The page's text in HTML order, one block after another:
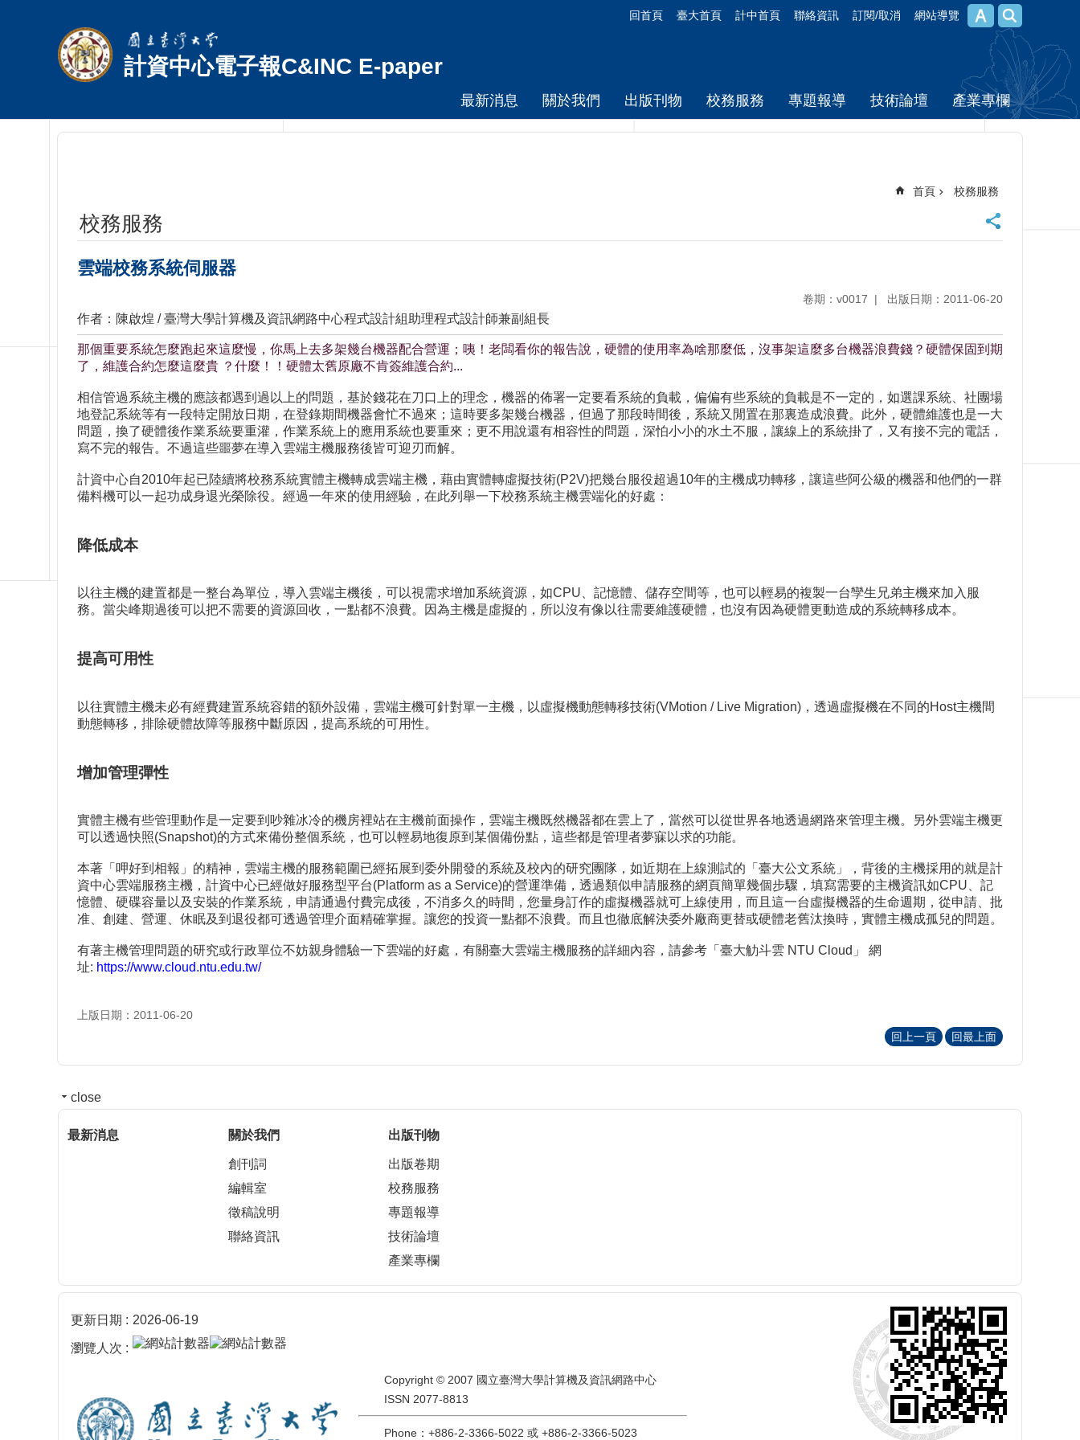
回首頁 臺大首頁 計中首頁 聯絡資訊 訂閱/取消 網站導覽
計資中心電子報C&INC E-paper
最新消息 關於我們 出版刊物 校務服務 專題報導 技術論壇 產業專欄
首頁 校務服務
校務服務
雲端校務系統伺服器
卷期：v0017 出版日期：2011-06-20
作者：陳啟煌 / 臺灣大學計算機及資訊網路中心程式設計組助理程式設計師兼副組長
那個重要系統怎麼跑起來這麼慢，你馬上去多架幾台機器配合營運；咦！老闆看你的報告說，硬體的使用率為啥那麼低，沒事架這麼多台機器浪費錢？硬體保固到期
了，維護合約怎麼這麼貴 ？什麼！！硬體太舊原廠不肯簽維護合約...
相信管過系統主機的應該都遇到過以上的問題，基於錢花在刀口上的理念，機器的佈署一定要看系統的負載，偏偏有些系統的負載是不一定的，如選課系統、社團場
地登記系統等有一段特定開放日期，在登錄期間機器會忙不過來；這時要多架幾台機器，但過了那段時間後，系統又閒置在那裏造成浪費。此外，硬體維護也是一大
問題，換了硬體後作業系統要重灌，作業系統上的應用系統也要重來；更不用說還有相容性的問題，深怕小小的水土不服，讓線上的系統掛了，又有接不完的電話，
寫不完的報告。不過這些噩夢在導入雲端主機服務後皆可迎刃而解。
計資中心自2010年起已陸續將校務系統實體主機轉成雲端主機，藉由實體轉虛擬技術(P2V)把幾台服役超過10年的主機成功轉移，讓這些阿公級的機器和他們的一群
備料機可以一起功成身退光榮除役。經過一年來的使用經驗，在此列舉一下校務系統主機雲端化的好處：
降低成本
以往主機的建置都是一整台為單位，導入雲端主機後，可以視需求增加系統資源，如CPU、記憶體、儲存空間等，也可以輕易的複製一台孿生兄弟主機來加入服
務。當尖峰期過後可以把不需要的資源回收，一點都不浪費。因為主機是虛擬的，所以沒有像以往需要維護硬體，也沒有因為硬體更動造成的系統轉移成本。
提高可用性
以往實體主機未必有經費建置系統容錯的額外設備，雲端主機可針對單一主機，以虛擬機動態轉移技術(VMotion / Live Migration)，透過虛擬機在不同的Host主機間
動態轉移，排除硬體故障等服務中斷原因，提高系統的可用性。
增加管理彈性
實體主機有些管理動作是一定要到吵雜冰冷的機房裡站在主機前面操作，雲端主機既然機器都在雲上了，當然可以從世界各地透過網路來管理主機。另外雲端主機更
可以透過快照(Snapshot)的方式來備份整個系統，也可以輕易地復原到某個備份點，這些都是管理者夢寐以求的功能。
本著「呷好到相報」的精神，雲端主機的服務範圍已經拓展到委外開發的系統及校內的研究團隊，如近期在上線測試的「臺大公文系統」，背後的主機採用的就是計
資中心雲端服務主機，計資中心已經做好服務型平台(Platform as a Service)的營運準備，透過類似申請服務的網頁簡單幾個步驟，填寫需要的主機資訊如CPU、記
憶體、硬碟容量以及安裝的作業系統，申請通過付費完成後，不消多久的時間，您量身訂作的虛擬機器就可上線使用，而且這一台虛擬機器的生命週期，從申請、批
准、創建、營運、休眠及到退役都可透過管理介面精確掌握。讓您的投資一點都不浪費。而且也徹底解決委外廠商更替或硬體老舊汰換時，實體主機成孤兒的問題。
有著主機管理問題的研究或行政單位不妨親身體驗一下雲端的好處，有關臺大雲端主機服務的詳細內容，請參考「臺大觔斗雲 NTU Cloud」 網
址: https://www.cloud.ntu.edu.tw/
上版日期：2011-06-20
回上一頁
回最上面
close
最新消息 關於我們
創刊詞
編輯室
徵稿說明
聯絡資訊
出版刊物
出版卷期
校務服務
專題報導
技術論壇
產業專欄
更新日期 2026-06-19
瀏覽人次
Copyright © 2007 國立臺灣大學計算機及資訊網路中心
ISSN 2077-8813
Phone：+886-2-3366-5022 或 +886-2-3366-5023